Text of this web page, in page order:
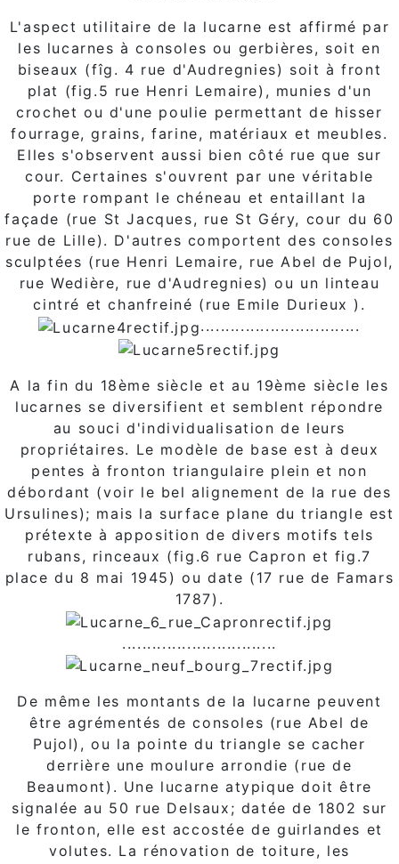
L'aspect utilitaire de la lucarne est affirmé par
les lucarnes à consoles ou gerbières, soit en
biseaux (fîg. 4 rue d'Audregnies) soit à front
plat (fig.5 rue Henri Lemaire), munies d'un
crochet ou d'une poulie permettant de hisser
fourrage, grains, farine, matériaux et meubles.
Elles s'observent aussi bien côté rue que sur
cour. Certaines s'ouvrent par une véritable
porte rompant le chéneau et entaillant la
façade (rue St Jacques, rue St Géry, cour du 60
rue de Lille). D'autres comportent des consoles
sculptées (rue Henri Lemaire, rue Abel de Pujol,
rue Wedière, rue d'Audregnies) ou un linteau
cintré et chanfreiné (rue Emile Durieux ).
................................
A la fin du 18ème siècle et au 19ème siècle les
lucarnes se diversifient et semblent répondre
au souci d'individualisation de leurs
propriétaires. Le modèle de base est à deux
pentes à fronton triangulaire plein et non
débordant (voir le bel alignement de la rue des
Ursulines); mais la surface plane du triangle est
prétexte à apposition de divers motifs tels
rubans, rinceaux (fig.6 rue Capron et fig.7
place du 8 mai 1945) ou date (17 rue de Famars
1787).
...............................
De même les montants de la lucarne peuvent
être agrémentés de consoles (rue Abel de
Pujol), ou la pointe du triangle se cacher
derrière une moulure arrondie (rue de
Beaumont). Une lucarne atypique doit être
signalée au 50 rue Delsaux; datée de 1802 sur
le fronton, elle est accostée de guirlandes et
volutes. La rénovation de toiture, les